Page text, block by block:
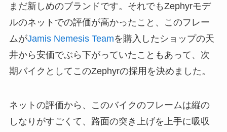
まだ新しめのブランドです。それでもZephyrモデ
ルのネットでの評価が高かったこと、このフレー
ムがJamis Nemesis Teamを購入したショップの天
井から安価でぶら下がっていたこともあって、次
期バイクとしてこのZephyrの採用を決めました。
ネットの評価から、このバイクのフレームは縦の
しなりがすごくて、路面の突き上げを上手に吸収